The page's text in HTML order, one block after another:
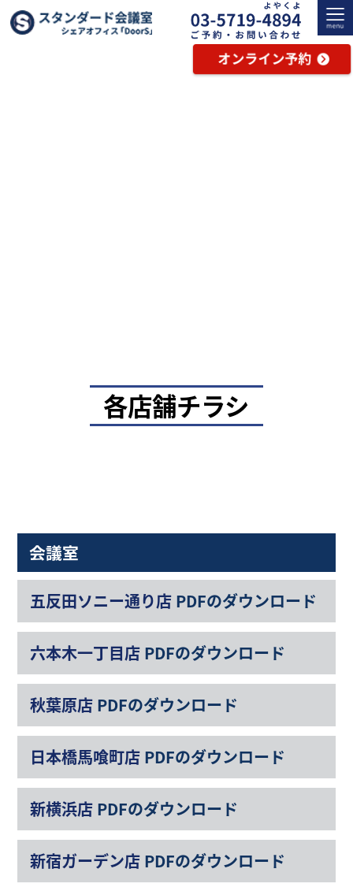
各店舗チラシ
会議室
五反田ソニー通り店 PDFのダウンロード
六本木一丁目店 PDFのダウンロード
秋葉原店 PDFのダウンロード
日本橋馬喰町店 PDFのダウンロード
新横浜店 PDFのダウンロード
新宿ガーデン店 PDFのダウンロード